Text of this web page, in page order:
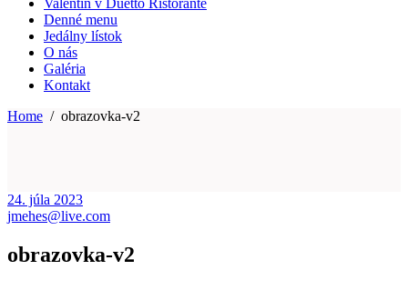
Valentín v Duetto Ristorante
Denné menu
Jedálny lístok
O nás
Galéria
Kontakt
Home / obrazovka-v2
24. júla 2023
jmehes@live.com
obrazovka-v2